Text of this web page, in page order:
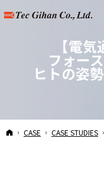
【電
フォー
ヒトの姿
HOME
CASE CASE STUDIES